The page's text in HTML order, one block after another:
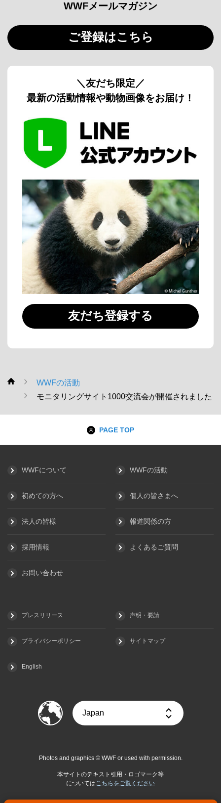
WWFメールマガジン
ご登録はこちら
＼友だち限定／
最新の活動情報や動物画像をお届け！
友だち登録する
WWF
WWFの活動
モニタリングサイト1000交流会が開催されました
PAGE TOP
WWFについて WWFの活動
初めての方へ 個人の皆さまへ
法人の皆様 報道関係の方
採用情報 よくあるご質問
お問い合わせ
プレスリリース 声明・要請
プライバシーポリシー サイトマップ
English
Photos and graphics © WWF or used with permission.
本サイトのテキスト引用・ロゴマーク等
についてはこちらをご覧ください